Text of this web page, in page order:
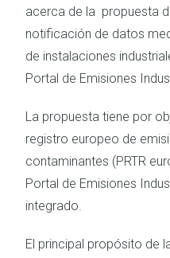
acerca de la propuesta
notificación de datos
de instalaciones
Portal de Emisiones
La propuesta tiene por
registro europeo de
contaminantes (PRTR
Portal de Emisiones
integrado.
El principal propósito de